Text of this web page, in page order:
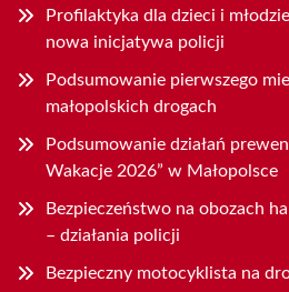
Profilaktyka dla dzieci i
nowa inicjatywa policji
Podsumowanie pierwszego
małopolskich drogach
Podsumowanie działań
Wakacje 2026” w Małopolsce
Bezpieczeństwo na obozach
– działania policji
Bezpieczny motocyklista na